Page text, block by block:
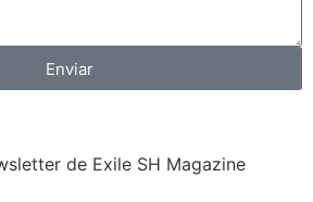
Enviar
de Exile SH Magazine